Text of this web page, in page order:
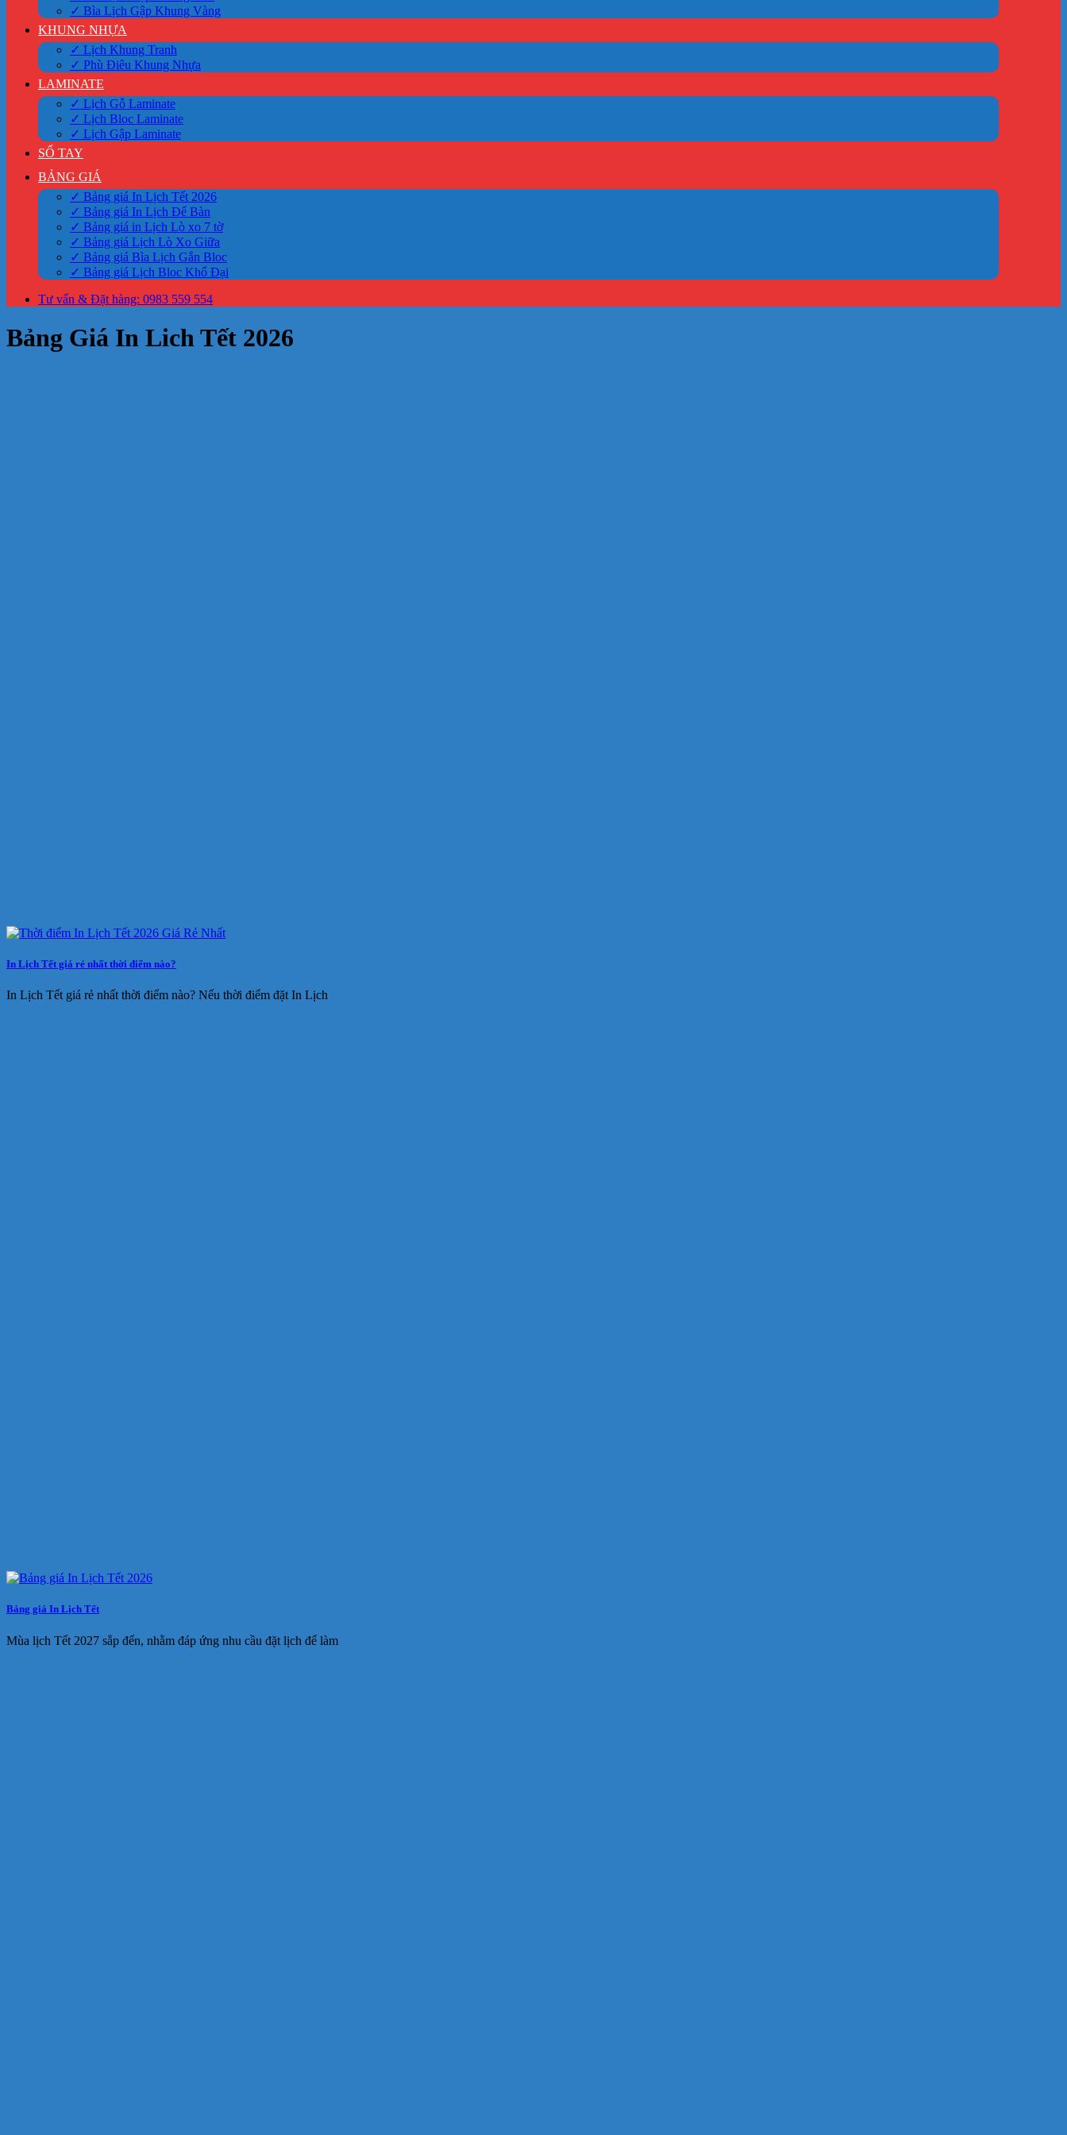
✓ Bìa Lịch Gập Khung Vàng
KHUNG NHỰA
✓ Lịch Khung Tranh
✓ Phù Điêu Khung Nhựa
LAMINATE
✓ Lịch Gỗ Laminate
✓ Lịch Bloc Laminate
✓ Lịch Gập Laminate
SỔ TAY
BẢNG GIÁ
✓ Bảng giá In Lịch Tết 2026
✓ Bảng giá In Lịch Để Bàn
✓ Bảng giá in Lịch Lò xo 7 tờ
✓ Bảng giá Lịch Lò Xo Giữa
✓ Bảng giá Bìa Lịch Gắn Bloc
✓ Bảng giá Lịch Bloc Khổ Đại
Tư vấn & Đặt hàng: 0983 559 554
Bảng Giá In Lich Tết 2026
In Lịch Tết giá rẻ nhất thời điểm nào?
In Lịch Tết giá rẻ nhất thời điểm nào? Nếu thời điểm đặt In Lịch
Bảng giá In Lịch Tết
Mùa lịch Tết 2027 sắp đến, nhằm đáp ứng nhu cầu đặt lịch để làm